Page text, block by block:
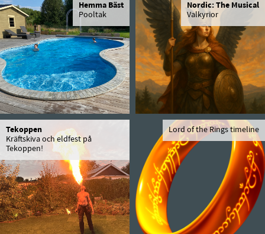
Hemma Bäst
Pooltak
Nordic: The Musical
Valkyrior
Tekoppen
Kräftskiva och eldfest på
Tekoppen!
Lord of the Rings timeline